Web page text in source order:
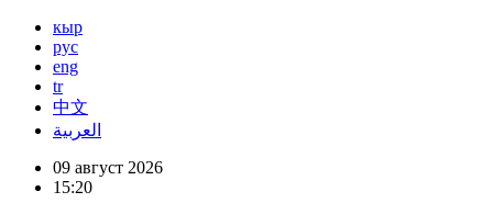
кыр
рус
eng
tr
中文
العربية
09 август 2026
15:20